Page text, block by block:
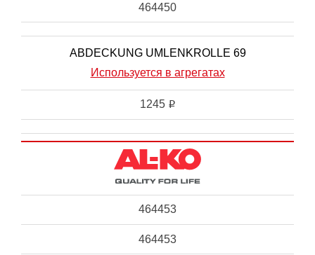
464450
ABDECKUNG UMLENKROLLE 69
Используется в агрегатах
1245 i
464453
464453